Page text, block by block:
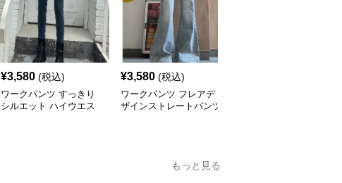
¥3,580 (税込)
ワークパンツ すっきり
シルエット ハイウエス
¥3,580 (税込)
ワークパンツ フレアデ
ザインストレートパンツ
もっと見る